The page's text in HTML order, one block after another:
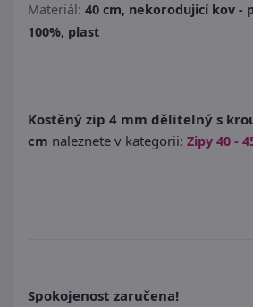
Materiál: 40 cm, nekorodující kov -
100%, plast
Kostěný zip 4 mm dělitelný s
cm naleznete v kategorii: Zipy 40 -
Spokojenost zaručena!